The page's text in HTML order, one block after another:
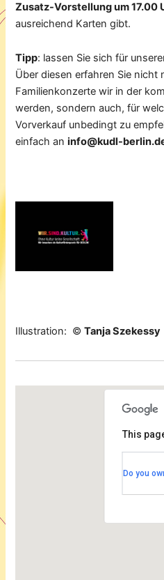
Zusatz-Vorstellung um 17.00
ausreichend Karten gibt.
Tipp: lassen Sie sich für
Über diesen erfahren Sie nicht
Familienkonzerte wir in der
werden, sondern auch, für
Vorverkauf unbedingt zu
einfach aninfo@kudl-
Illustration: ©Tanja Szekessy
This
Do you